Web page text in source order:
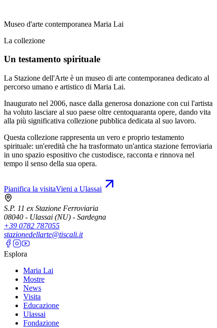
Museo d'arte contemporanea Maria Lai
La collezione
Un testamento spirituale
La Stazione dell'Arte è un museo di arte contemporanea dedicato al
percorso umano e artistico di Maria Lai.
Inaugurato nel 2006, nasce dalla generosa donazione con cui l'artista
ha voluto lasciare al suo paese oltre centoquaranta opere, dando vita
alla più significativa collezione pubblica dedicata al suo lavoro.
Questa collezione rappresenta un vero e proprio testamento
spirituale: un'eredità che ha trasformato un'antica stazione ferroviaria
in uno spazio espositivo che custodisce, racconta e rinnova nel
tempo il senso della sua opera.
Pianifica la visitaVieni a Ulassai
S.P. 11 ex Stazione Ferroviaria
08040 - Ulassai (NU) - Sardegna
+39 0782 787055
stazionedellarte@tiscali.it
Esplora
Maria Lai
Mostre
News
Visita
Educazione
Ulassai
Fondazione